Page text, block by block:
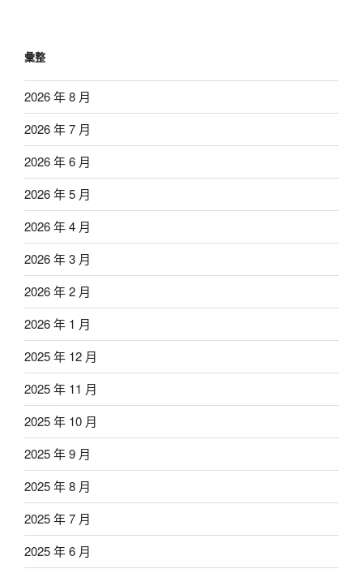
彙整
2026 年 8 月
2026 年 7 月
2026 年 6 月
2026 年 5 月
2026 年 4 月
2026 年 3 月
2026 年 2 月
2026 年 1 月
2025 年 12 月
2025 年 11 月
2025 年 10 月
2025 年 9 月
2025 年 8 月
2025 年 7 月
2025 年 6 月